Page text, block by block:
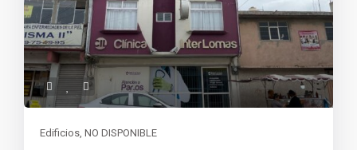
Edificios,NO DISPONIBLE